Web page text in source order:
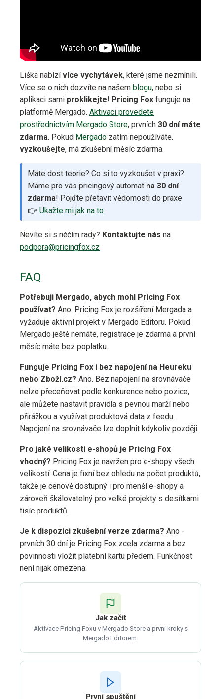
Liška nabízívíce vychytávek, které jsme nezmínili.
Více se o nich dozvíte na našem blogu, nebo si
aplikaci sami proklikejte! Pricing Fox funguje na
platformě Mergado. Aktivaci provedete
prostřednictvím Mergado Store, prvních 30 dní máte
zdarma. Pokud Mergado zatím nepoužíváte,
vyzkoušejte, má zkušební měsíc zdarma.
Máte dost teorie? Co si to vyzkoušet v praxi?
Máme pro vás pricingový automat na 30 dní
zdarma! Pojďte přetavit vědomosti do praxe
👉 Ukažte mi jak na to
Nevíte si s něčím rady? Kontaktujte nás na
podpora@pricingfox.cz
FAQ
Potřebuji Mergado, abych mohl Pricing Fox
používat? Ano. Pricing Fox je rozšíření Mergada a
vyžaduje aktivní projekt v Mergado Editoru. Pokud
Mergado ještě nemáte, registrace je zdarma a první
měsíc máte bez poplatku.
Funguje Pricing Fox i bez napojení na Heureku
nebo Zboží.cz? Ano. Bez napojení na srovnávače
nelze přeceňovat podle konkurence nebo pozice,
ale můžete nastavit pravidla s pevnou marží nebo
přirážkou a využívat produktová data z feedu.
Napojení na srovnávače lze doplnit kdykoliv později.
Pro jaké velikosti e-shopů je Pricing Fox
vhodný? Pricing Fox je navržen pro e-shopy všech
velikostí. Cena je fixní bez ohledu na počet produktů,
takže je cenově dostupný i pro menší e-shopy a
zároveň škálovatelný pro velké projekty s desítkami
tisíc produktů.
Je k dispozici zkušební verze zdarma? Ano -
prvních 30 dní je Pricing Fox zcela zdarma a bez
povinnosti vložit platební kartu předem. Funkčnost
není nijak omezena.
Jak začít
Aktivace Pricing Foxu v Mergado Store a první kroky s
Mergado Editorem.
První spuštění